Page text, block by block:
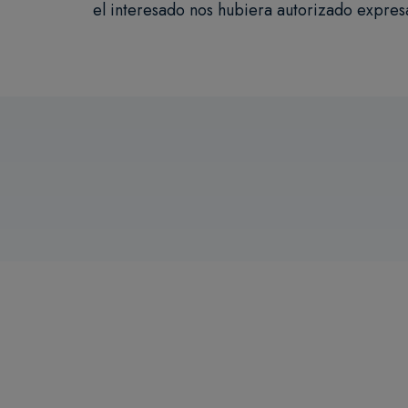
el interesado nos hubiera autorizado